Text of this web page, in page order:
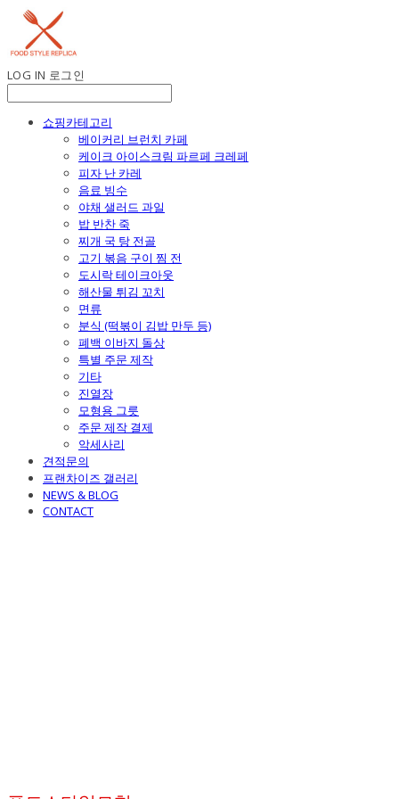
LOG IN 로그인
쇼핑카테고리
베이커리 브런치 카페
케이크 아이스크림 파르페 크레페
피자 난 카레
음료 빙수
야채 샐러드 과일
밥 반찬 죽
찌개 국 탕 전골
고기 볶음 구이 찜 전
도시락 테이크아웃
해산물 튀김 꼬치
면류
분식 (떡볶이 김밥 만두 등)
폐백 이바지 돌상
특별 주문 제작
기타
진열장
모형용 그릇
주문 제작 결제
악세사리
견적문의
프랜차이즈 갤러리
NEWS & BLOG
CONTACT